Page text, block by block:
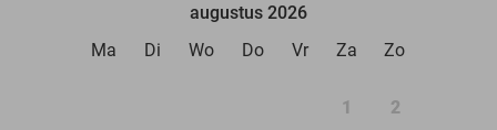
augustus 2026
Ma
Di Wo Do Vr Za Zo
1 2